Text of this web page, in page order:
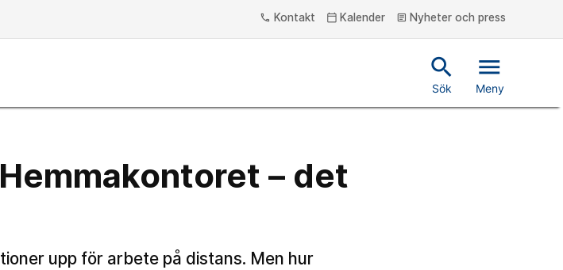
phone Kontakt calendar_today Kalender article Nyheter och press
search
Sök
menu
Meny
– det
upp för arbete på distans. Men hur